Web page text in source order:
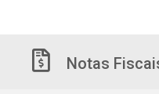
Notas